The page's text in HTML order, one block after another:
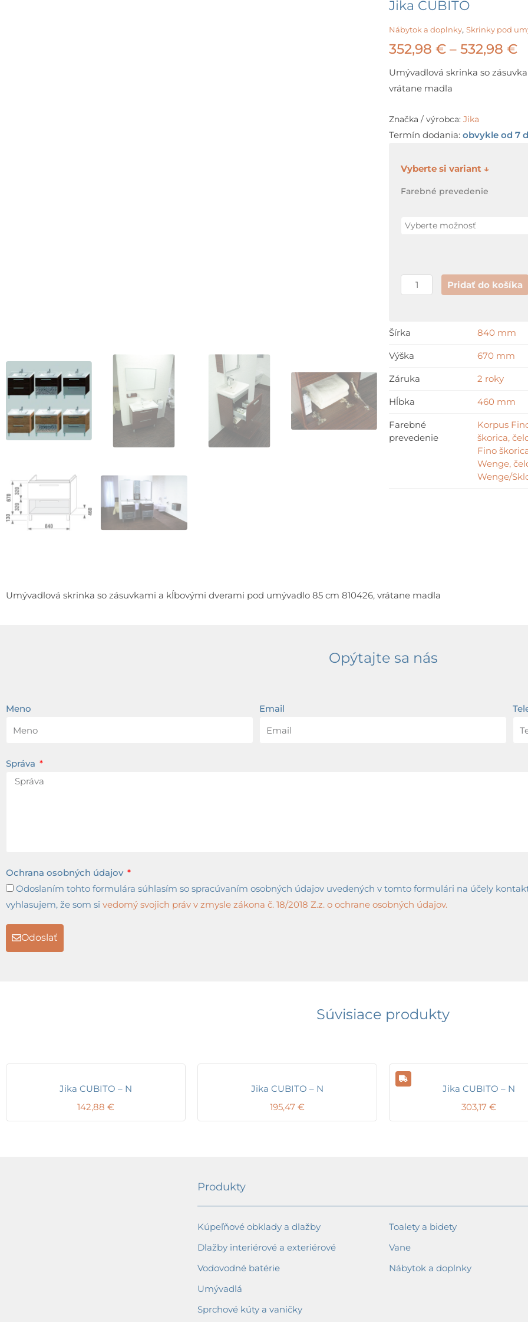
Jika CUBITO
Nábytok a doplnky, Skrinky pod
352,98 € – 532,98 €
Umývadlová skrinka so
vrátane madla
Značka / výrobca: Jika
Termín dodania: obvykle od 7
Farebné prevedenie
množstvo
Pridať do košíka
Šírka 840 mm
Výška 670 mm
Záruka 2 roky
Hĺbka 460 mm
Farebné
prevedenie
Korpus
škorica,
Fino
Wenge,
Wenge/
Umývadlová skrinka so zásuvkami a kĺbovými dverami pod umývadlo 85 cm 810426, vrátane madla
Opýtajte sa nás
Meno Email
Správa
Ochrana osobných údajov
Odoslaním tohto formulára súhlasím so spracúvaním osobných údajov uvedených v tomto formulári na účely
vyhlasujem, že som si vedomý svojich práv v zmysle zákona č. 18/2018 Z.z. o ochrane osobných údajov.
Odoslať
Súvisiace produkty
Jika CUBITO – N
142,88 €
Jika CUBITO – N
195,47 €
Jika CUBITO – N
303,17 €
Produkty
Kúpeľňové obklady a dlažby
Dlažby interiérové a exteriérové
Vodovodné batérie
Umývadlá
Sprchové kúty a vaničky
Toalety a bidety
Vane
Nábytok a doplnky